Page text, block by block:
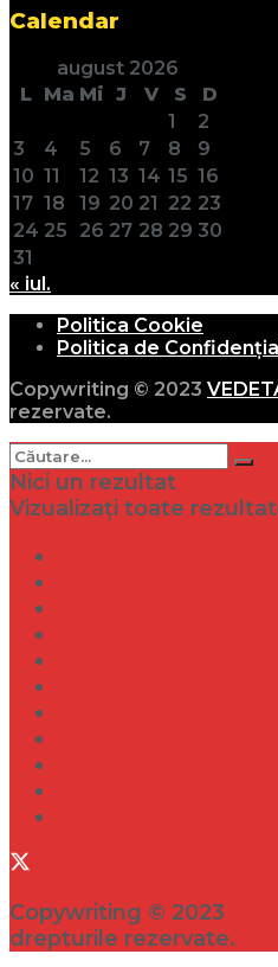
Calendar
august 2026
L Ma Mi J V S
D
1
2
3
4 5 6 7 8
9
10 11 12 13 14 15 16
17 18 19 20 21 22 23
24 25 26 27 28 29 30
31
« iul.
Politica Cookie
Politica de
Copywriting © 2023
rezervate.
Nici un rezultat
Vizualizați toate
Copywriting © 2023
drepturile rezervate.